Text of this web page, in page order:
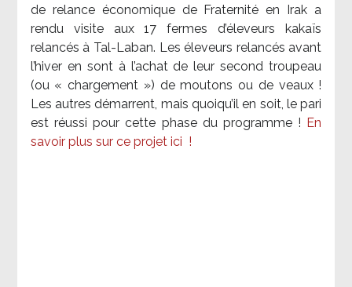
de relance économique de Fraternité en Irak a
rendu visite aux 17 fermes d’éleveurs kakaïs
relancés à Tal-Laban. Les éleveurs relancés avant
l’hiver en sont à l’achat de leur second troupeau
(ou « chargement ») de moutons ou de veaux !
Les autres démarrent, mais quoiqu’il en soit, le pari
est réussi pour cette phase du programme ! En
savoir plus sur ce projet ici !